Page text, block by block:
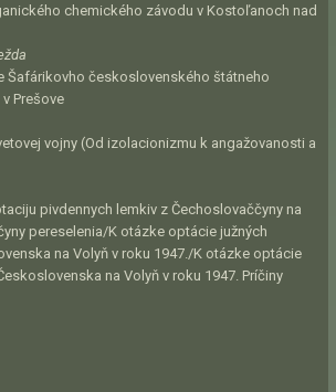
chemického závodu v Kostoľanoch nad
Šafárikovho československého štátneho
Prešove
vojny (Od izolacionizmu k angažovanosti a
pivdennych lemkiv z Čechoslovaččyny na
pereselenia/K otázke optácie južných
na Volyň v roku 1947./K otázke optácie
na Volyň v roku 1947. Príčiny